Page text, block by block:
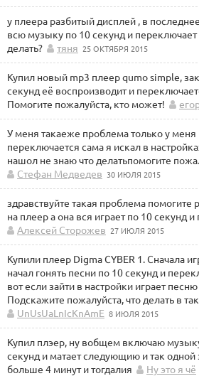
у плеера разбитый дисплей , в
всю музыку по 10 секунд и
делать?
тяня 25 ОКТЯБРЯ 2015
Купил новый mp3 плеер qumo simple,
секунд её воспроизводит и
Помогите пожалуйста, кто может!
У меня такаеже проблема только у меня
переключается сама я искал в
нашол не знаю что делатьпомогите
Стефан Медведев 30 ИЮЛЯ 2015
здравствуйте такая проблема
на плеер а она вся играет по 10 секунд
Алексей Сторожев 27 ИЮЛЯ 2015
Купили плеер Digma CYBER 1. Сначала
начал гонять песни по 10 секунд и
вот если зайти в настройки играет
Подскажите пожалуйста, что делать в
UnUsUaLnIcKnAmE 8 ИЮЛЯ 2015
Купил плэер, ну вобщем включаю
секунд и матает следующию и так одной
больше 4 минут и тогдалия
Ну это я чё